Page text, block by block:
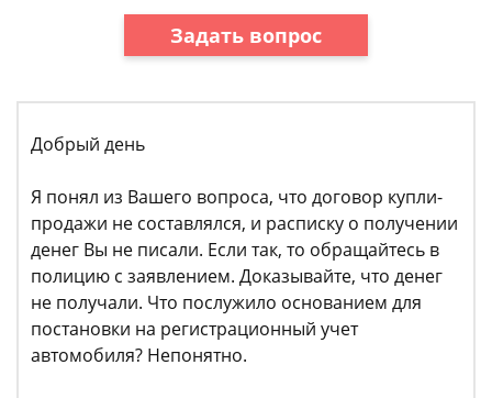
Задать вопрос
Добрый день
Я понял из Вашего вопроса, что договор купли-
продажи не составлялся, и расписку о получении
денег Вы не писали. Если так, то обращайтесь в
полицию с заявлением. Доказывайте, что денег
не получали. Что послужило основанием для
постановки на регистрационный учет
автомобиля? Непонятно.